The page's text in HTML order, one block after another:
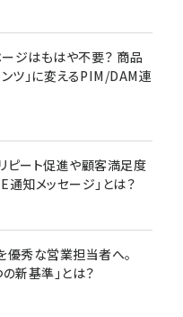
ジはもはや不要？ 商品
ツ」に変えるPIM/DAM連
ピート促進や顧客満足度
知メッセージ」とは？
優秀な営業担当者へ。
新基準」とは？